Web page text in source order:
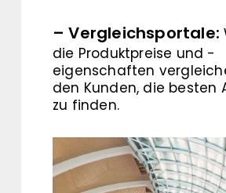
– Vergleichsportale:
die Produktpreise und -
eigenschaften
den Kunden, die besten
zu finden.